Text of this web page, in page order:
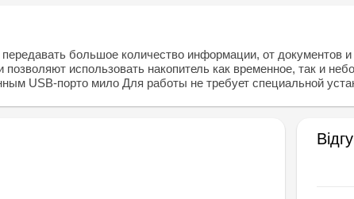
большое количество информации, от
использовать накопитель как временное, так и
USB-порто мило Для работы не требует специальной